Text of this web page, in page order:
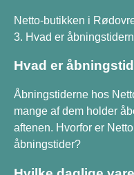
Netto-butikken i
3. Hvad er
Hvad er
Åbningstiderne hos
mange af dem holder
aftenen. Hvorfor er
åbningstider?